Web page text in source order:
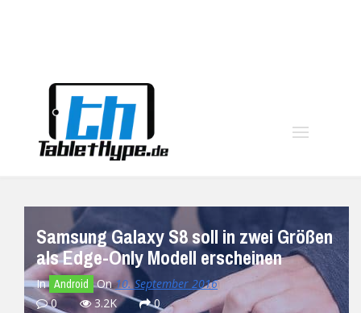
Samsung Galaxy S8 soll in zwei Größen
als Edge-Only Modell erscheinen
In Android On10. September 2016
0
3.2K 0